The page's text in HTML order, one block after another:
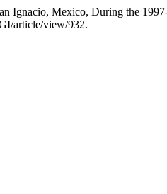
Ignacio, Mexico, During the
article/view/932.